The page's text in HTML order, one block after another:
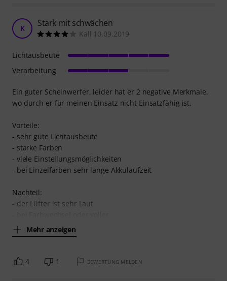
K Stark mit schwächen
Kall 10.09.2019
Ein guter Scheinwerfer, leider hat er 2 negative Merkmale,
wo durch er für meinen Einsatz nicht Einsatzfähig ist.
Vorteile:
- sehr gute Lichtausbeute
- starke Farben
- viele Einstellungsmöglichkeiten
- bei Einzelfarben sehr lange Akkulaufzeit
Nachteil:
- der Lüfter ist sehr Laut
Mehr anzeigen
Lichtausbeute
Verarbeitung
4 1 BEWERTUNG MELDEN